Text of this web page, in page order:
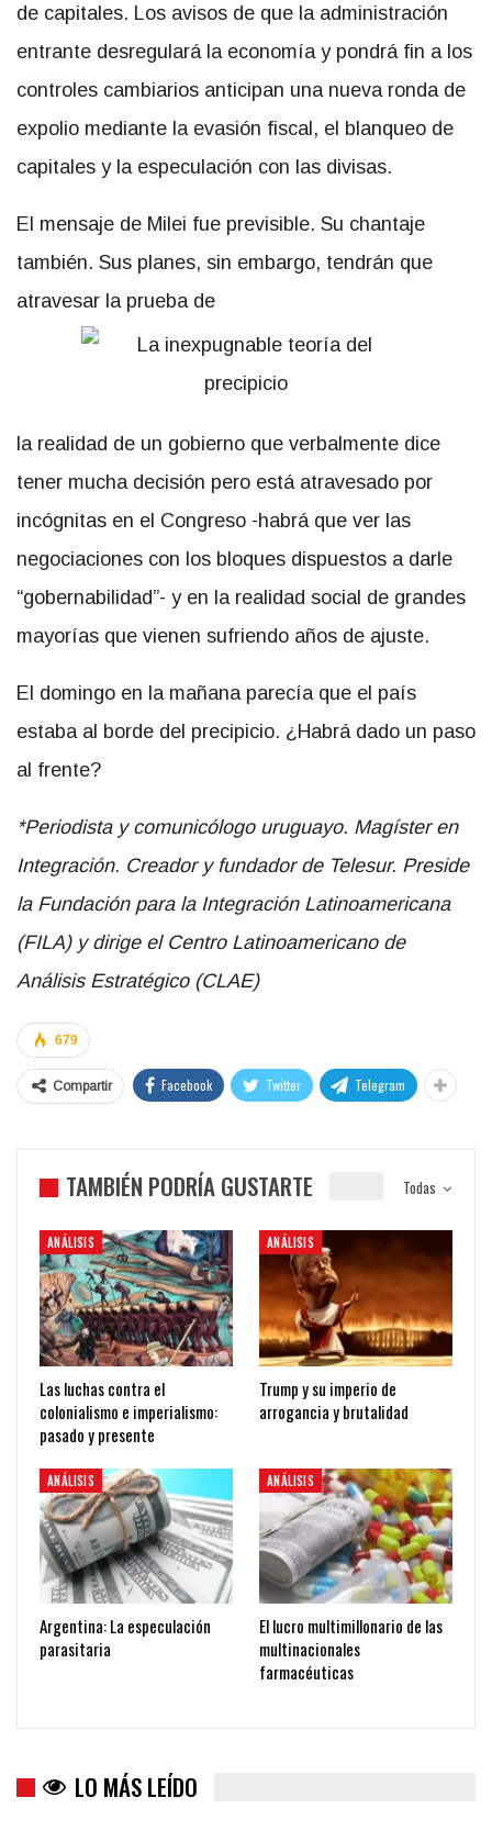
de capitales. Los avisos de que la administración
entrante desregulará la economía y pondrá fin a los
controles cambiarios anticipan una nueva ronda de
expolio mediante la evasión fiscal, el blanqueo de
capitales y la especulación con las divisas.
El mensaje de Milei fue previsible. Su chantaje
también. Sus planes, sin embargo, tendrán que
atravesar la prueba de
la realidad de un gobierno que verbalmente dice
tener mucha decisión pero está atravesado por
incógnitas en el Congreso -habrá que ver las
negociaciones con los bloques dispuestos a darle
“gobernabilidad”- y en la realidad social de grandes
mayorías que vienen sufriendo años de ajuste.
El domingo en la mañana parecía que el país
estaba al borde del precipicio. ¿Habrá dado un paso
al frente?
*Periodista y comunicólogo uruguayo. Magíster en
Integración. Creador y fundador de Telesur. Preside
la Fundación para la Integración Latinoamericana
(FILA) y dirige el Centro Latinoamericano de
Análisis Estratégico (CLAE)
679
Compartir Facebook Twitter Telegram
Todas
TAMBIÉN PODRÍA GUSTARTE
ANÁLISIS
Las luchas contra el
colonialismo e imperialismo:
pasado y presente
ANÁLISIS
Trump y su imperio de
arrogancia y brutalidad
ANÁLISIS
Argentina: La especulación
parasitaria
ANÁLISIS
El lucro multimillonario de las
multinacionales
farmacéuticas
LO MÁS LEÍDO